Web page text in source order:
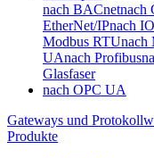
nach BACnetnach
EtherNet/IPnach
Modbus RTUnach
UAnach Profibus
Glasfaser
nach OPC UA
Gateways und
Produkte